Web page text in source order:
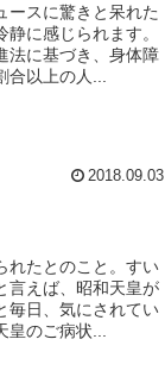
ースに驚きと呆れた
に感じられます。
法に基づき、身体障
以上の人...
2018.09.03
れたとのこと。すい
言えば、昭和天皇が
毎日、気にされてい
のご病状...